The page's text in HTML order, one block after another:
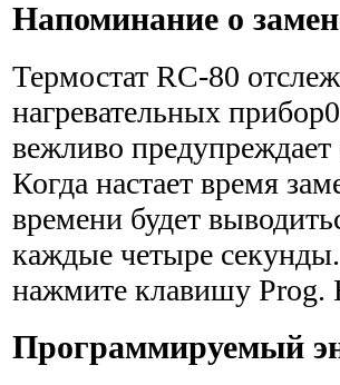
Напоминание о
Термостат RC-80
нагревательных
вежливо
Когда настает время
времени будет
каждые четыре
нажмите клавишу Prog.
Программируемый